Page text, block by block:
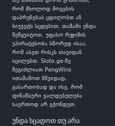
რომ მხოლოდ მოგების
დაბრუნებას ცდილობთ ან
ბიუჯეტს სცდებით, თამაში უნდა
შეწყვიტოთ. უფასო რეჟიმის
უპირატესობა სწორედ ისაა,
რომ ასეთ რისკს თავიდან
იცილებთ. Sloto.ge-ზე
შეგიძლიათ PengWins
ითამაშოთ მშვიდად,
გასართობად და ისე, რომ
ფინანსური ვალდებულება
საერთოდ არ გქონდეთ.
უნდა სცადოთ თუ არა